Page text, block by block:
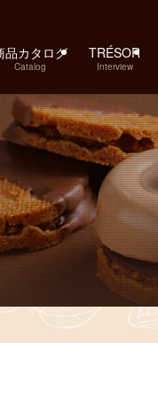
品カタログ
Catalog
TRÉSOR
Interview